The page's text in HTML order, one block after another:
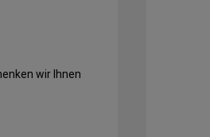
wir Ihnen